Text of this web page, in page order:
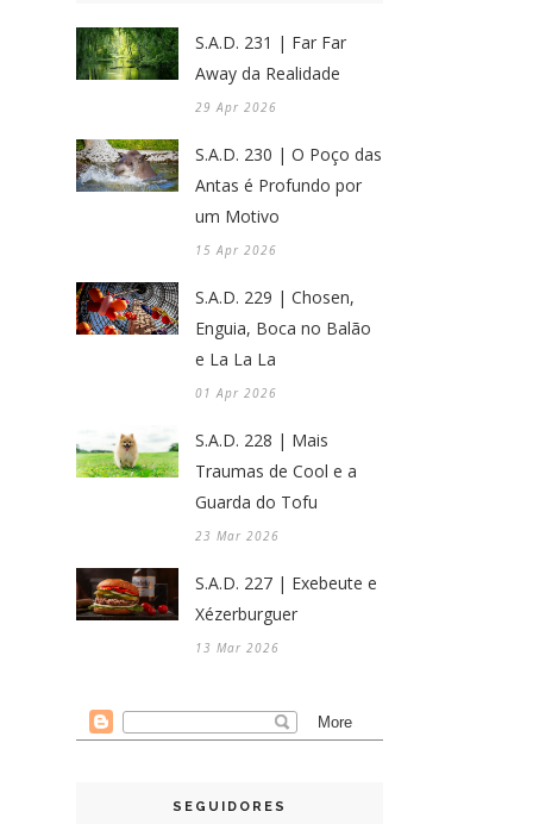
S.A.D. 231 | Far Far
Away da Realidade
29 Apr 2026
S.A.D. 230 | O Poço das
Antas é Profundo por
um Motivo
15 Apr 2026
S.A.D. 229 | Chosen,
Enguia, Boca no Balão
e La La La
01 Apr 2026
S.A.D. 228 | Mais
Traumas de Cool e a
Guarda do Tofu
23 Mar 2026
S.A.D. 227 | Exebeute e
Xézerburguer
13 Mar 2026
SEGUIDORES